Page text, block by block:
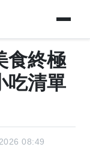
食終極
吃清單
08:49